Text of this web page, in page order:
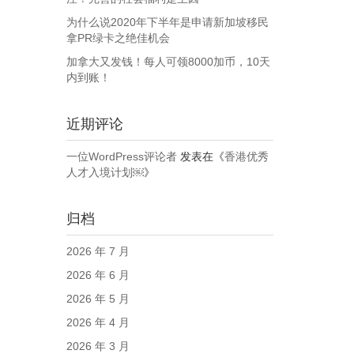
为什么说2020年下半年是申请新加坡移民
拿PR绿卡之绝佳机会
加拿大又发钱！每人可领8000加币，10天
内到账！
近期评论
一位WordPress评论者发表在《香港优秀
人才入境计划￼》
归档
2026 年 7 月
2026 年 6 月
2026 年 5 月
2026 年 4 月
2026 年 3 月